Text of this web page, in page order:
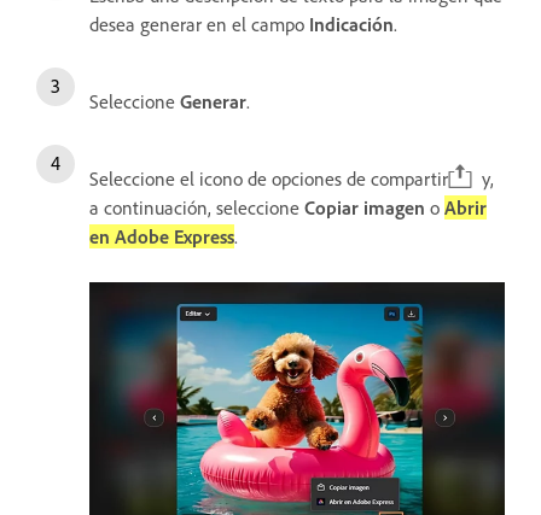
desea generar en el campo Indicación.
Seleccione Generar.
Seleccione el icono de opciones de compartir
y,
a continuación, seleccione Copiar imagen o Abrir
en Adobe Express.